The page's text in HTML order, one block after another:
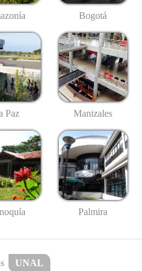
Bogotá
Paz Manizales
Palmira
UNAL